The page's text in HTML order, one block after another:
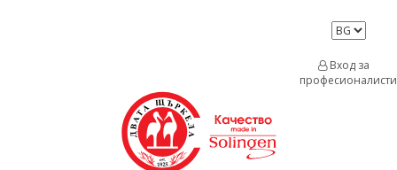
Вход за
професионалисти